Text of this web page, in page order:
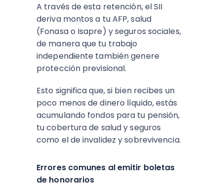
A través de esta retención, el SII
deriva montos a tu AFP, salud
(Fonasa o Isapre) y seguros sociales,
de manera que tu trabajo
independiente también genere
protección previsional.
Esto significa que, si bien recibes un
poco menos de dinero líquido, estás
acumulando fondos para tu pensión,
tu cobertura de salud y seguros
como el de invalidez y sobrevivencia.
Errores comunes al emitir boletas
de honorarios